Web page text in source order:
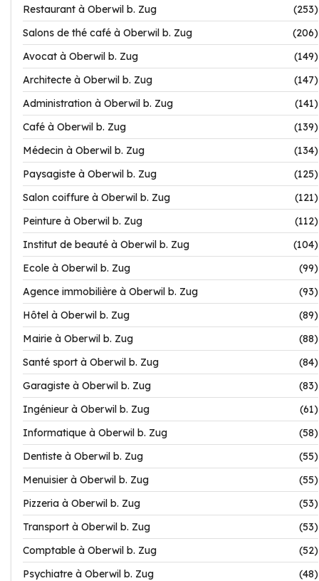
Restaurant à Oberwil b. Zug
(253)
Salons de thé café à Oberwil b. Zug
(206)
Avocat à Oberwil b. Zug
(149)
Architecte à Oberwil b. Zug
(147)
Administration à Oberwil b. Zug
(141)
Café à Oberwil b. Zug
(139)
Médecin à Oberwil b. Zug
(134)
Paysagiste à Oberwil b. Zug
(125)
Salon coiffure à Oberwil b. Zug
(121)
Peinture à Oberwil b. Zug
(112)
Institut de beauté à Oberwil b. Zug
(104)
Ecole à Oberwil b. Zug
(99)
Agence immobilière à Oberwil b. Zug
(93)
Hôtel à Oberwil b. Zug
(89)
Mairie à Oberwil b. Zug
(88)
Santé sport à Oberwil b. Zug
(84)
Garagiste à Oberwil b. Zug
(83)
Ingénieur à Oberwil b. Zug
(61)
Informatique à Oberwil b. Zug
(58)
Dentiste à Oberwil b. Zug
(55)
Menuisier à Oberwil b. Zug
(55)
Pizzeria à Oberwil b. Zug
(53)
Transport à Oberwil b. Zug
(53)
Comptable à Oberwil b. Zug
(52)
Psychiatre à Oberwil b. Zug
(48)